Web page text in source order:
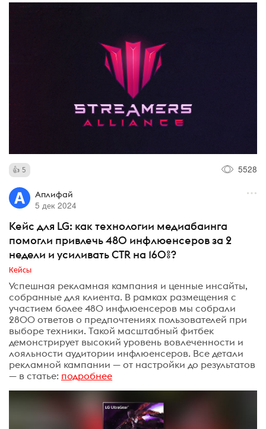
5 5528
Аплифай
5 дек 2024
Кейс для LG: как технологии медиабаинга
помогли привлечь 480 инфлюенсеров за 2
недели и усиливать CTR на 160%?
Кейсы
Успешная рекламная кампания и ценные инсайты,
собранные для клиента. В рамках размещения с
участием более 480 инфлюенсеров мы собрали
2800 ответов о предпочтениях пользователей при
выборе техники. Такой масштабный фитбек
демонстрирует высокий уровень вовлеченности и
лояльности аудитории инфлюенсеров. Все детали
рекламной кампании — от настройки до результатов
— в статье: подробнее